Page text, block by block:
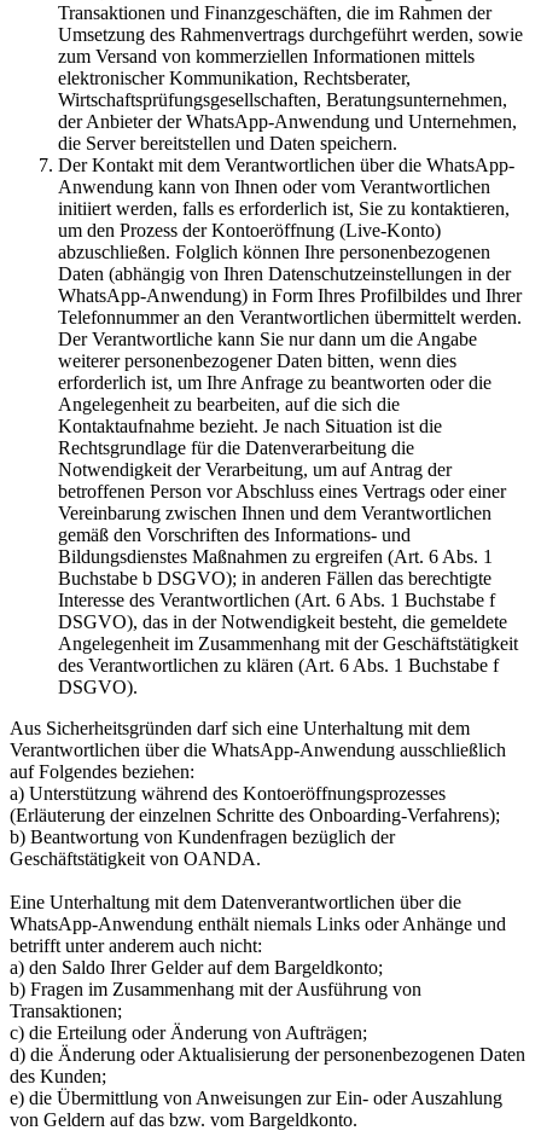
Transaktionen und Finanzgeschäften, die im Rahmen der
Umsetzung des Rahmenvertrags durchgeführt werden, sowie
zum Versand von kommerziellen Informationen mittels
elektronischer Kommunikation, Rechtsberater,
Wirtschaftsprüfungsgesellschaften, Beratungsunternehmen,
der Anbieter der WhatsApp-Anwendung und Unternehmen,
die Server bereitstellen und Daten speichern.
Der Kontakt mit dem Verantwortlichen über die WhatsApp-
Anwendung kann von Ihnen oder vom Verantwortlichen
initiiert werden, falls es erforderlich ist, Sie zu kontaktieren,
um den Prozess der Kontoeröffnung (Live-Konto)
abzuschließen. Folglich können Ihre personenbezogenen
Daten (abhängig von Ihren Datenschutzeinstellungen in der
WhatsApp-Anwendung) in Form Ihres Profilbildes und Ihrer
Telefonnummer an den Verantwortlichen übermittelt werden.
Der Verantwortliche kann Sie nur dann um die Angabe
weiterer personenbezogener Daten bitten, wenn dies
erforderlich ist, um Ihre Anfrage zu beantworten oder die
Angelegenheit zu bearbeiten, auf die sich die
Kontaktaufnahme bezieht. Je nach Situation ist die
Rechtsgrundlage für die Datenverarbeitung die
Notwendigkeit der Verarbeitung, um auf Antrag der
betroffenen Person vor Abschluss eines Vertrags oder einer
Vereinbarung zwischen Ihnen und dem Verantwortlichen
gemäß den Vorschriften des Informations- und
Bildungsdienstes Maßnahmen zu ergreifen (Art. 6 Abs. 1
Buchstabe b DSGVO); in anderen Fällen das berechtigte
Interesse des Verantwortlichen (Art. 6 Abs. 1 Buchstabe f
DSGVO), das in der Notwendigkeit besteht, die gemeldete
Angelegenheit im Zusammenhang mit der Geschäftstätigkeit
des Verantwortlichen zu klären (Art. 6 Abs. 1 Buchstabe f
DSGVO).
Aus Sicherheitsgründen darf sich eine Unterhaltung mit dem
Verantwortlichen über die WhatsApp-Anwendung ausschließlich
auf Folgendes beziehen:
a) Unterstützung während des Kontoeröffnungsprozesses
(Erläuterung der einzelnen Schritte des Onboarding-Verfahrens);
b) Beantwortung von Kundenfragen bezüglich der
Geschäftstätigkeit von OANDA.
Eine Unterhaltung mit dem Datenverantwortlichen über die
WhatsApp-Anwendung enthält niemals Links oder Anhänge und
betrifft unter anderem auch nicht:
a) den Saldo Ihrer Gelder auf dem Bargeldkonto;
b) Fragen im Zusammenhang mit der Ausführung von
Transaktionen;
c) die Erteilung oder Änderung von Aufträgen;
d) die Änderung oder Aktualisierung der personenbezogenen Daten
des Kunden;
e) die Übermittlung von Anweisungen zur Ein- oder Auszahlung
von Geldern auf das bzw. vom Bargeldkonto.